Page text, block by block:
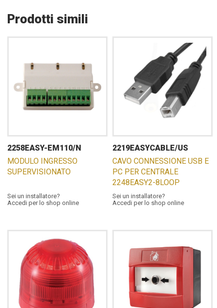
Prodotti simili
2258EASY-EM110/N
MODULO INGRESSO
SUPERVISIONATO
Sei un installatore?
Accedi per lo shop online
2219EASYCABLE/US
CAVO CONNESSIONE USB E
PC PER CENTRALE
2248EASY2-8LOOP
Sei un installatore?
Accedi per lo shop online